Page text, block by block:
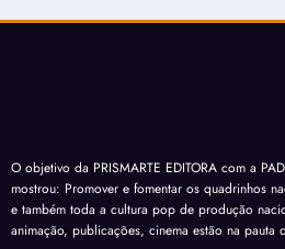
O objetivo da PRISMARTE EDITORA com a
mostrou: Promover e fomentar os quadrinhos
e também toda a cultura pop de produção
animação, publicações, cinema estão na pauta